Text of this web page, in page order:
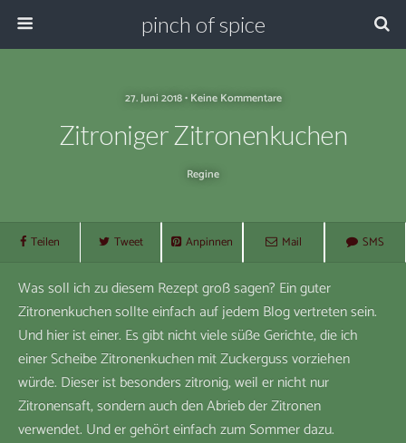
pinch of spice
27. Juni 2018 • Keine Kommentare
Zitroniger Zitronenkuchen
Regine
Teilen Tweet Anpinnen Mail SMS
Was soll ich zu diesem Rezept groß sagen? Ein guter
Zitronenkuchen sollte einfach auf jedem Blog vertreten sein.
Und hier ist einer. Es gibt nicht viele süße Gerichte, die ich
einer Scheibe Zitronenkuchen mit Zuckerguss vorziehen
würde. Dieser ist besonders zitronig, weil er nicht nur
Zitronensaft, sondern auch den Abrieb der Zitronen
verwendet. Und er gehört einfach zum Sommer dazu.